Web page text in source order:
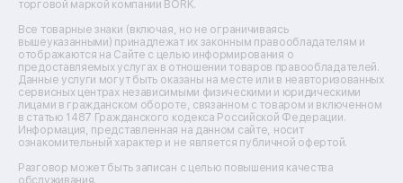
Ремонт вытяжек
Ремонт источников бесперебойного питания
Ремонт пароварок
Ремонт микшерных пультов
Ремонт dj-пультов
Ремонт кухонных плит
Ремонт стедикамов
Ремонт оптических прицелов
Ремонт электровелосипедов
Ремонт видеокамер
Ремонт эхолотов
торговой маркой компании BORK.
Все товарные знаки (включая, но не ограничиваясь
вышеуказанными) принадлежат их законным правообладателям и
отображаются на Сайте с целью информирования о
предоставляемых услугах в отношении товаров правообладателей.
Данные услуги могут быть оказаны на месте или в неавторизованных
сервисных центрах независимыми физическими и юридическими
лицами в гражданском обороте, связанном с товаром и включенном
в статью 1487 Гражданского кодекса Российской Федерации.
Информация, представленная на данном сайте, носит
ознакомительный характер и не является публичной офертой.
Разговор может быть записан с целью повышения качества
обслуживания.